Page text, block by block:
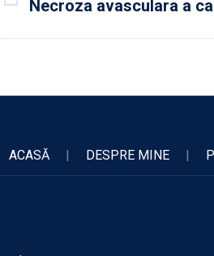
Previous
Necroza avasculara a
ACASĂ | DESPRE MINE |